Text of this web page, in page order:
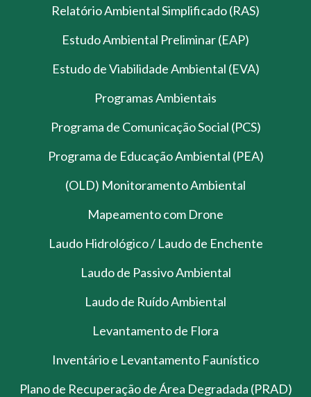
Relatório Ambiental Simplificado (RAS)
Estudo Ambiental Preliminar (EAP)
Estudo de Viabilidade Ambiental (EVA)
Programas Ambientais
Programa de Comunicação Social (PCS)
Programa de Educação Ambiental (PEA)
(OLD) Monitoramento Ambiental
Mapeamento com Drone
Laudo Hidrológico / Laudo de Enchente
Laudo de Passivo Ambiental
Laudo de Ruído Ambiental
Levantamento de Flora
Inventário e Levantamento Faunístico
Plano de Recuperação de Área Degradada (PRAD)